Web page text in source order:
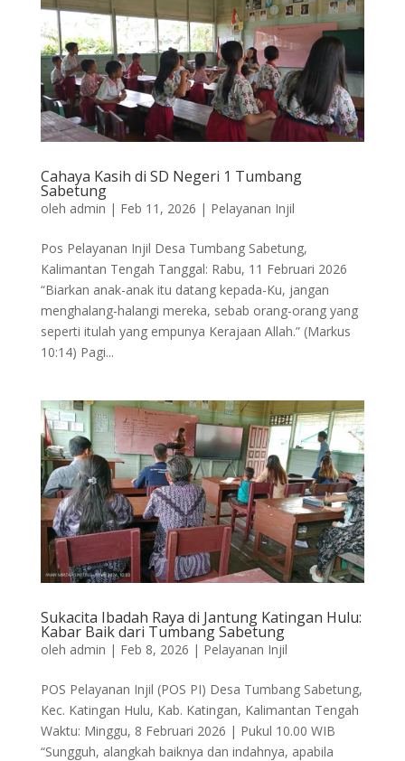
Cahaya Kasih di SD Negeri 1 Tumbang
Sabetung
oleh admin | Feb 11, 2026 | Pelayanan Injil
Pos Pelayanan Injil Desa Tumbang Sabetung,
Kalimantan Tengah Tanggal: Rabu, 11 Februari 2026
“Biarkan anak-anak itu datang kepada-Ku, jangan
menghalang-halangi mereka, sebab orang-orang yang
seperti itulah yang empunya Kerajaan Allah.” (Markus
10:14) Pagi...
Sukacita Ibadah Raya di Jantung Katingan Hulu:
Kabar Baik dari Tumbang Sabetung
oleh admin | Feb 8, 2026 | Pelayanan Injil
POS Pelayanan Injil (POS PI) Desa Tumbang Sabetung,
Kec. Katingan Hulu, Kab. Katingan, Kalimantan Tengah
Waktu: Minggu, 8 Februari 2026 | Pukul 10.00 WIB
“Sungguh, alangkah baiknya dan indahnya, apabila